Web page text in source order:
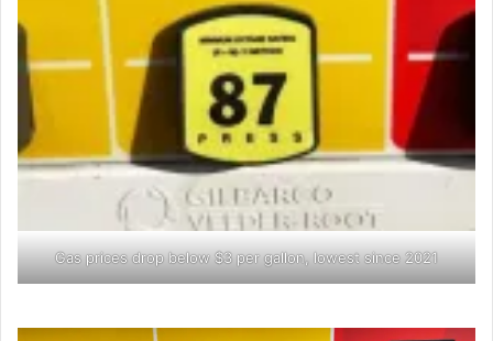
Gas prices drop below $3 per gallon, lowest since 2021